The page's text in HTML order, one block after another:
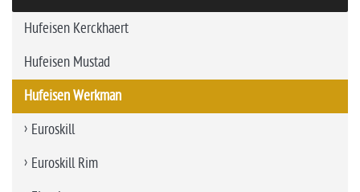
Hufeisen Kerckhaert
Hufeisen Mustad
Hufeisen Werkman
Euroskill
Euroskill Rim